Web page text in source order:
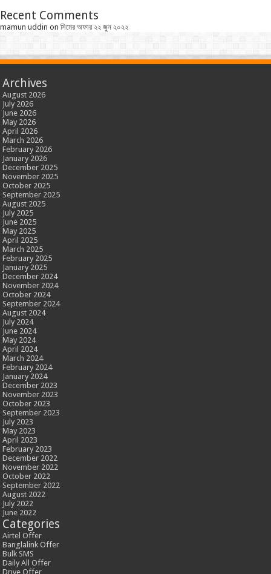
Recent Comments
mamun uddin on সিমের অফার ২২ জুন ২০২২
Archives
August 2026
July 2026
June 2026
May 2026
April 2026
March 2026
February 2026
January 2026
December 2025
November 2025
October 2025
September 2025
August 2025
July 2025
June 2025
May 2025
April 2025
March 2025
February 2025
January 2025
December 2024
November 2024
October 2024
September 2024
August 2024
July 2024
June 2024
May 2024
April 2024
March 2024
February 2024
January 2024
December 2023
November 2023
October 2023
September 2023
July 2023
May 2023
April 2023
February 2023
December 2022
November 2022
October 2022
September 2022
August 2022
July 2022
June 2022
Categories
Airtel Offer
Banglalink Offer
Bulk SMS
Daily All Offer
Drive Offer